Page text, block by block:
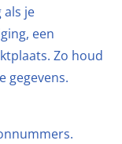
als je
een
Zo houd
gegevens.